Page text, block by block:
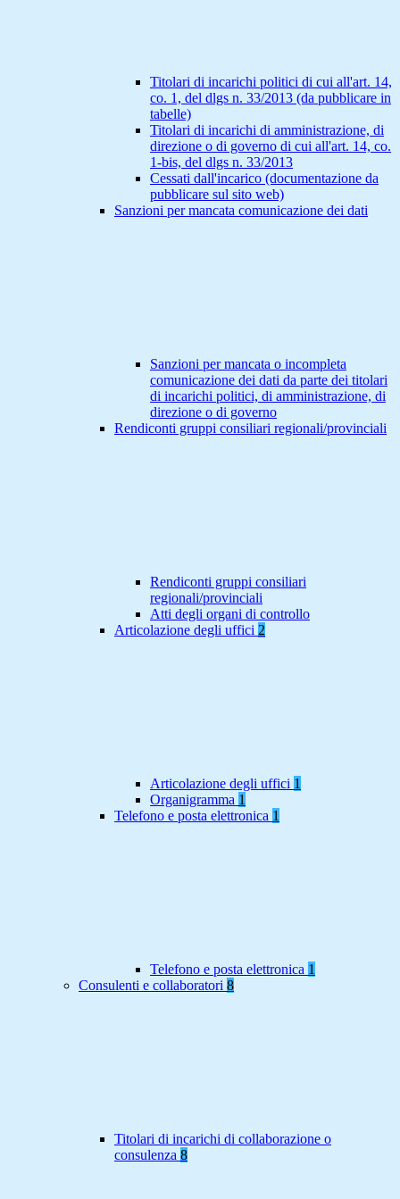
Titolari di incarichi politici di cui all'art. 14,
co. 1, del dlgs n. 33/2013 (da pubblicare in
tabelle)
Titolari di incarichi di amministrazione, di
direzione o di governo di cui all'art. 14, co.
1-bis, del dlgs n. 33/2013
Cessati dall'incarico (documentazione da
pubblicare sul sito web)
Sanzioni per mancata comunicazione dei dati
Sanzioni per mancata o incompleta
comunicazione dei dati da parte dei titolari
di incarichi politici, di amministrazione, di
direzione o di governo
Rendiconti gruppi consiliari regionali/provinciali
Rendiconti gruppi consiliari
regionali/provinciali
Atti degli organi di controllo
Articolazione degli uffici 2
Articolazione degli uffici 1
Organigramma 1
Telefono e posta elettronica 1
Telefono e posta elettronica 1
Consulenti e collaboratori 8
Titolari di incarichi di collaborazione o
consulenza 8